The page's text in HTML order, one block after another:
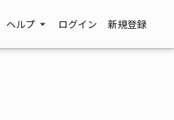
ヘルプ ログイン 新規登録